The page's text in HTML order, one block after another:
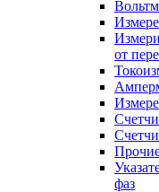
от
фаз